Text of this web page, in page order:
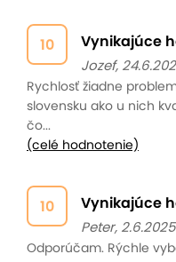
10 Vynikajúce
Jozef,
Rychlosť žiadne
slovensku ako u nich
čo...
(celé hodnotenie)
10 Vynikajúce
Peter, 2.6.2025
Odporúčam. Rýchle